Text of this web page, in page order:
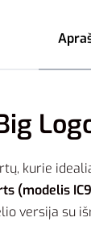
kurie
(modelis
versija su